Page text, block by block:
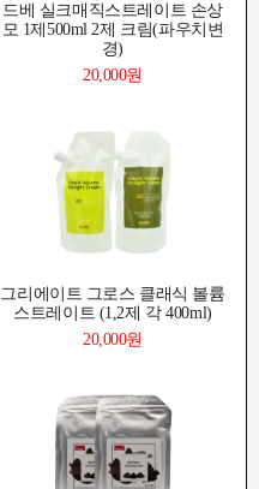
드베 실크매직스트레이트 손상
모 1제500ml 2제 크림(파우치변
경)
20,000원
그리에이트 그로스 클래식 볼륨
스트레이트 (1,2제 각 400ml)
20,000원